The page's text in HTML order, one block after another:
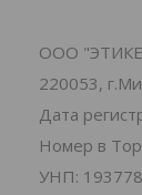
ООО
220053,
Дата
Номер в
УНП: